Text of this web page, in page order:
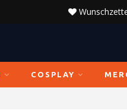
COSPLAY